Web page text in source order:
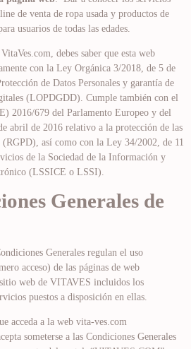
de venta de ropa usada y productos de
usuarios de todas las edades.
debes saber que esta web
con la Ley Orgánica 3/2018, de 5 de
de Datos Personales y garantía de
(LOPDGDD). Cumple también con el
2016/679 del Parlamento Europeo y del
abril de 2016 relativo a la protección de las
(RGPD), así como con la Ley 34/2002, de 11
de la Sociedad de la Información y
(LSSICE o LSSI).
Generales de
Generales regulan el uso
acceso) de las páginas de web
web de VITAVES incluidos los
puestos a disposición en ellas.
acceda a la web vita-ves.com
someterse a las Condiciones Generales